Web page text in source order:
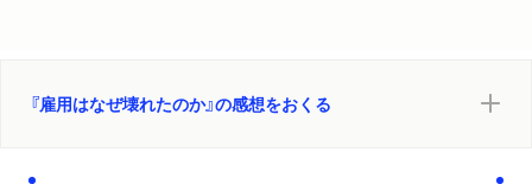
『雇用はなぜ壊れたのか』の感想をおくる